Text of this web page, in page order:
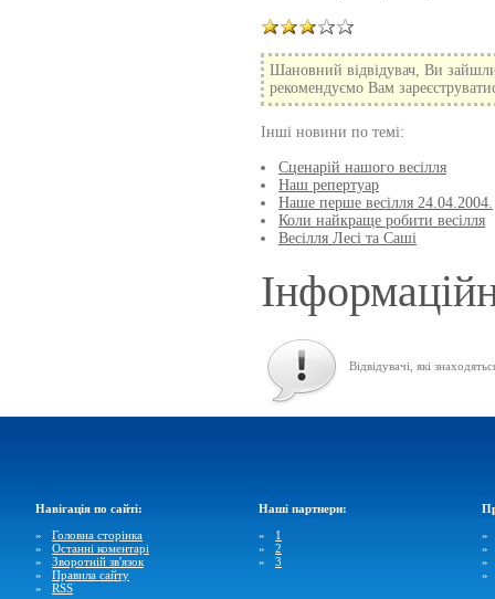
Шановний відвідувач, Ви
рекомендуємо Вам
Інші новини по темі:
Сценарій нашого весілля
Наш репертуар
Наше перше весілля 24.04.2004.
Коли найкраще робити весілля
Весілля Лесі та Саші
Відвідувачі, які
Навігація по сайті:
» Головна сторінка
» Останні коментарі
» Зворотній зв'язок
» Правила сайту
» RSS
Наші партнери:
» 1
» 2
» 3